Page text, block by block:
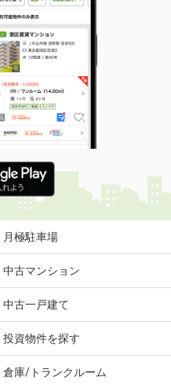
月極駐車場
中古マンション
中古一戸建て
投資物件を探す
倉庫/トランクルーム